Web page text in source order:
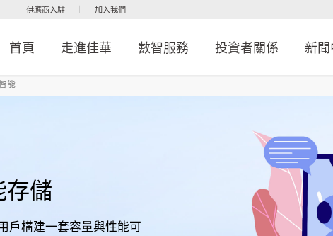
供應商入駐 加入我們
首頁 走進佳華 數智服務 投資者關係 新
能
儲
戶構建一套容量與性能可